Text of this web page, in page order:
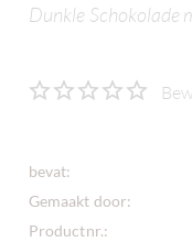
Dunkle Schokolade
bevat:
Gemaakt door:
Productnr.: